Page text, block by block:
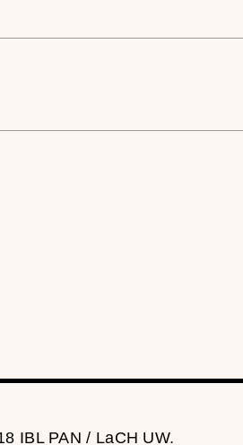
IBL PAN / LaCH UW.